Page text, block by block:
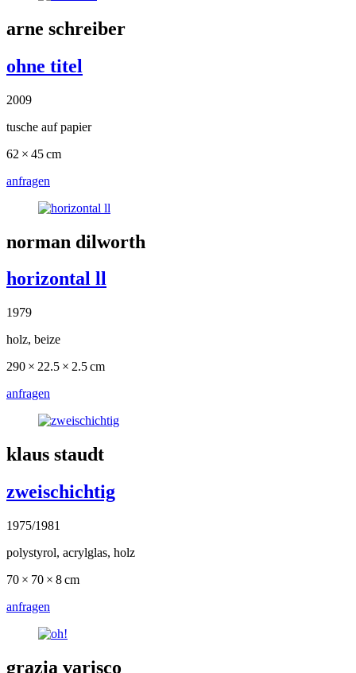
arne schreiber
ohne titel
2009
tusche auf papier
62 × 45 cm
anfragen
norman dilworth
horizontal ll
1979
holz, beize
290 × 22.5 × 2.5 cm
anfragen
klaus staudt
zweischichtig
1975/1981
polystyrol, acrylglas, holz
70 × 70 × 8 cm
anfragen
grazia varisco